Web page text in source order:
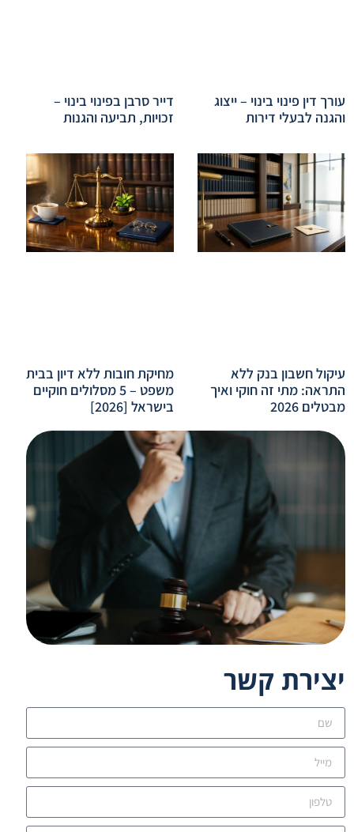
עורך דין פינוי בינוי – ייצוג
והגנה לבעלי דירות
דייר סרבן בפינוי בינוי –
זכויות, תביעה והגנות
עיקול חשבון בנק ללא
התראה: מתי זה חוקי ואיך
מבטלים 2026
מחיקת חובות ללא דיון בבית
משפט – 5 מסלולים חוקיים
בישראל [2026]
יצירת קשר